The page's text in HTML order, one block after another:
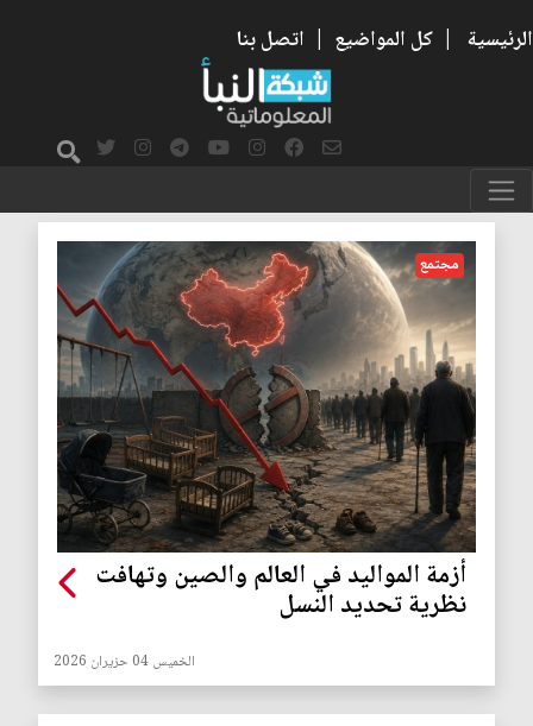
الرئيسية | كل المواضيع | اتصل بنا
ولادات
مجتمع
أزمة المواليد في العالم والصين وتهافت
نظرية تحديد النسل
الخميس 04 حزيران 2026